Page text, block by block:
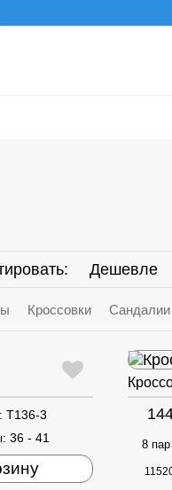
Дешевле
Кроссовки Сандалии
T136-3
36 - 41 8